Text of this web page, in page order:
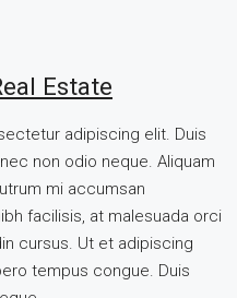
Estate
adipiscing elit. Duis
non odio neque. Aliquam
mi accumsan
facilisis, at malesuada orci
cursus. Ut et adipiscing
tempus congue. Duis